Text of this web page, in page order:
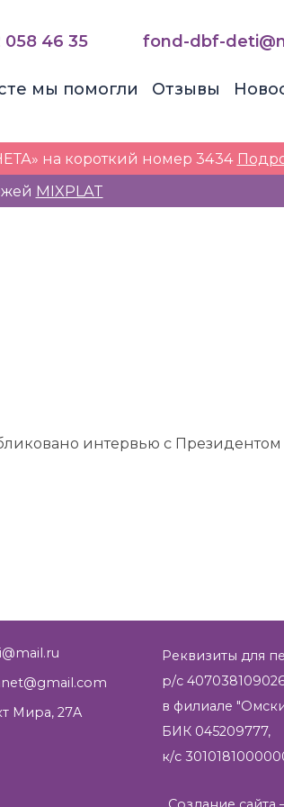
058 46 35 fond-dbf-
мы помогли Отзывы
на короткий номер 3434
MIXPLAT
интервью с
Мира, 27A
Реквизиты для
р/с
в филиале
БИК 045209777,
к/с